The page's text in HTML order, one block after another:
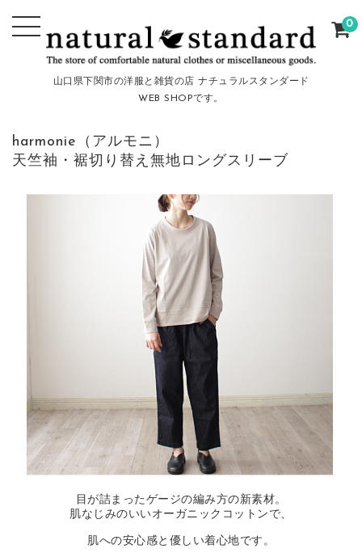
山口県下関市の洋服と雑貨の店 ナチュラルスタンダード
WEB SHOPです。
0
harmonie（アルモニ）
天竺袖・裾切り替え無地ロングスリーブ
目が詰まったゲージの編み方の新素材。
肌なじみのいいオーガニックコットンで、
肌への安心感と優しい着心地です。